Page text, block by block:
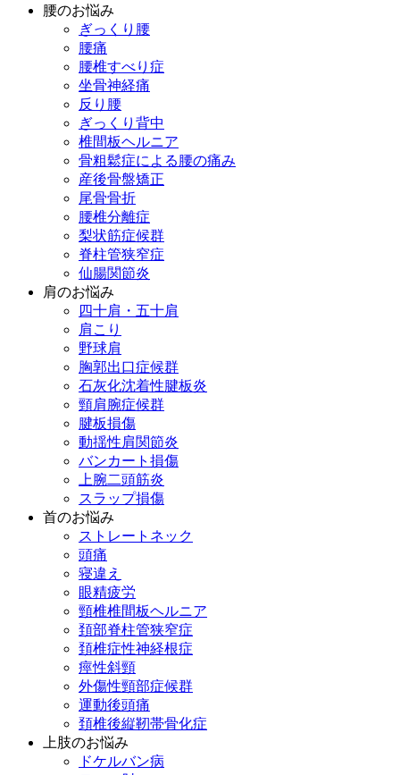
腰のお悩み
ぎっくり腰
腰痛
腰椎すべり症
坐骨神経痛
反り腰
ぎっくり背中
椎間板ヘルニア
骨粗鬆症による腰の痛み
産後骨盤矯正
尾骨骨折
腰椎分離症
梨状筋症候群
脊柱管狭窄症
仙腸関節炎
肩のお悩み
四十肩・五十肩
肩こり
野球肩
胸郭出口症候群
石灰化沈着性腱板炎
頸肩腕症候群
腱板損傷
動揺性肩関節炎
バンカート損傷
上腕二頭筋炎
スラップ損傷
首のお悩み
ストレートネック
頭痛
寝違え
眼精疲労
頸椎椎間板ヘルニア
頚部脊柱管狭窄症
頚椎症性神経根症
痙性斜頸
外傷性頸部症候群
運動後頭痛
頚椎後縦靭帯骨化症
上肢のお悩み
ドケルバン病